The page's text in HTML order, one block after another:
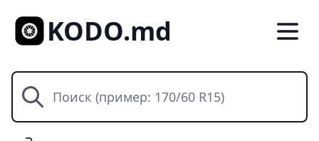
KODO.md
Поиск